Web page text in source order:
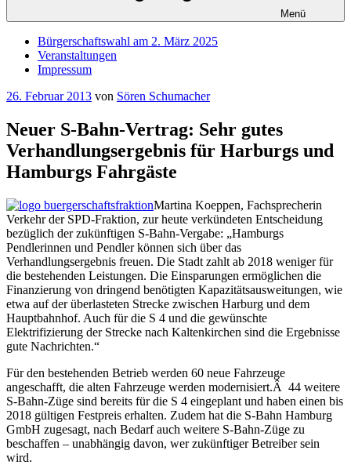
Menü
Bürgerschaftswahl am 2. März 2025
Veranstaltungen
Impressum
Veröffentlicht
26. Februar 2013 von Sören Schumacher
Neuer S-Bahn-Vertrag: Sehr gutes
Verhandlungsergebnis für Harburgs und
Hamburgs Fahrgäste
Martina Koeppen, Fachsprecherin
Verkehr der SPD-Fraktion, zur heute verkündeten Entscheidung
bezüglich der zukünftigen S-Bahn-Vergabe: „Hamburgs
Pendlerinnen und Pendler können sich über das
Verhandlungsergebnis freuen. Die Stadt zahlt ab 2018 weniger für
die bestehenden Leistungen. Die Einsparungen ermöglichen die
Finanzierung von dringend benötigten Kapazitätsausweitungen, wie
etwa auf der überlasteten Strecke zwischen Harburg und dem
Hauptbahnhof. Auch für die S 4 und die gewünschte
Elektrifizierung der Strecke nach Kaltenkirchen sind die Ergebnisse
gute Nachrichten.“
Für den bestehenden Betrieb werden 60 neue Fahrzeuge
angeschafft, die alten Fahrzeuge werden modernisiert.Â 44 weitere
S-Bahn-Züge sind bereits für die S 4 eingeplant und haben einen bis
2018 gültigen Festpreis erhalten. Zudem hat die S-Bahn Hamburg
GmbH zugesagt, nach Bedarf auch weitere S-Bahn-Züge zu
beschaffen – unabhängig davon, wer zukünftiger Betreiber sein
wird.